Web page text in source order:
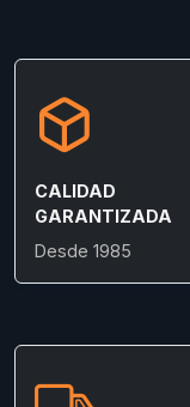
CALIDAD
GARANTIZADA
Desde 1985